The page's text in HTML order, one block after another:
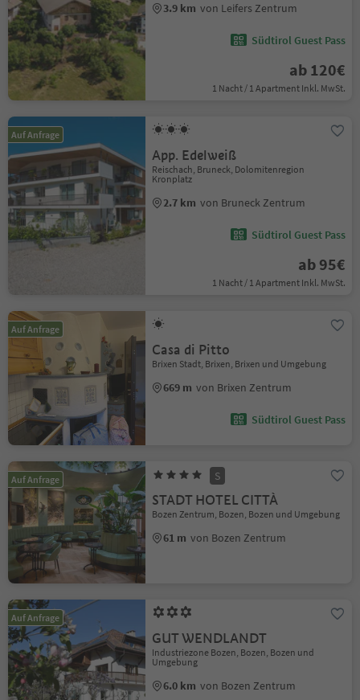
3.9 km von Leifers Zentrum
Südtirol Guest Pass
ab 120€
1 Nacht / 1 Apartment Inkl. MwSt.
Auf Anfrage
App. Edelweiß
Reischach, Bruneck, Dolomitenregion
Kronplatz
2.7 km von Bruneck Zentrum
Südtirol Guest Pass
ab 95€
1 Nacht / 1 Apartment Inkl. MwSt.
Auf Anfrage
Casa di Pitto
Brixen Stadt, Brixen, Brixen und Umgebung
669 m von Brixen Zentrum
Südtirol Guest Pass
Auf Anfrage S
STADT HOTEL CITTÀ
Bozen Zentrum, Bozen, Bozen und Umgebung
61 m von Bozen Zentrum
Auf Anfrage
GUT WENDLANDT
Industriezone Bozen, Bozen, Bozen und
Umgebung
6.0 km von Bozen Zentrum